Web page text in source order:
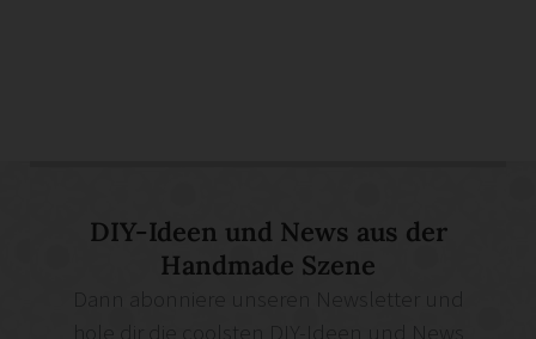
DIY-Ideen und News aus der
Handmade Szene